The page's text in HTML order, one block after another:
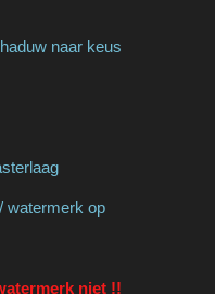
naar keus
watermerk op
niet !!